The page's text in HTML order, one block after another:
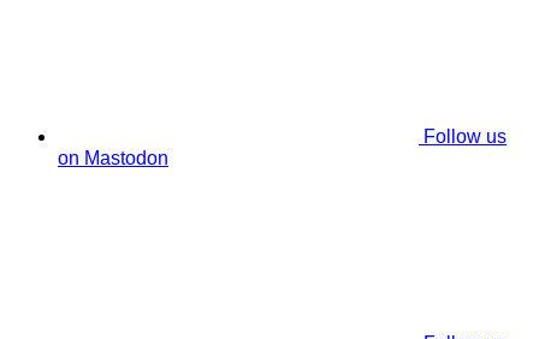
Follow us
on Mastodon